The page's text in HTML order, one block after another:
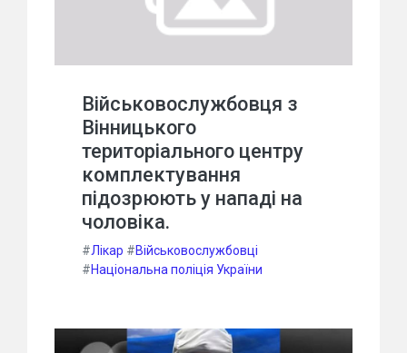
Військовослужбовця з
Вінницького
територіального центру
комплектування
підозрюють у нападі на
чоловіка.
#Лікар #Військовослужбовці
#Національна поліція України